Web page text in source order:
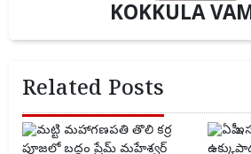
KOKKULA
Related Posts